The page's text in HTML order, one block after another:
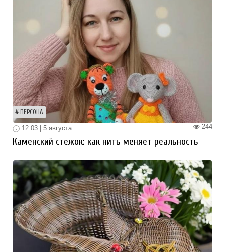
ПЕРСОНА
244
12:03 | 5 августа
Каменский стежок: как нить меняет реальность